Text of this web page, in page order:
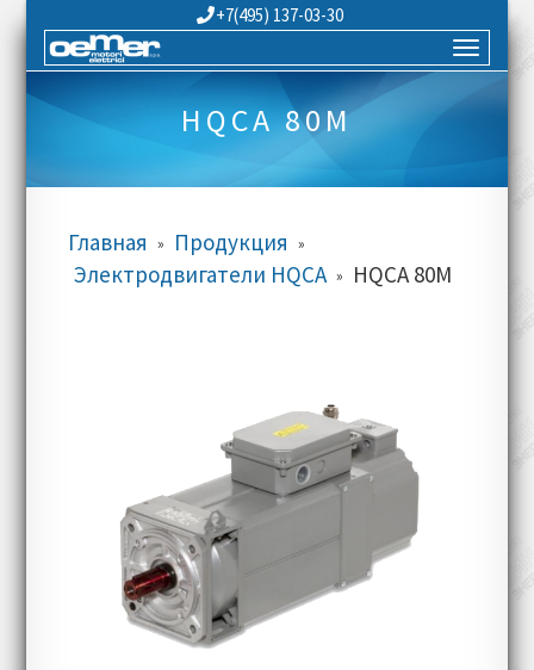
+7(495) 137-03-30
HQCA 80M
Главная » Продукция »
Электродвигатели HQCA » HQCA 80M